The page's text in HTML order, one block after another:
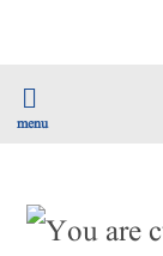
menu